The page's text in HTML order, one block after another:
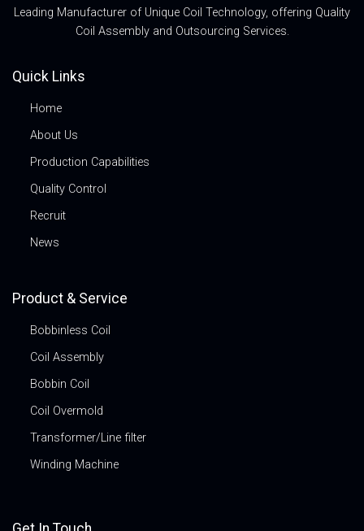
Leading Manufacturer of Unique Coil Technology, offering Quality
Coil Assembly and Outsourcing Services.
Quick Links
Home
About Us
Production Capabilities
Quality Control
Recruit
News
Product & Service
Bobbinless Coil
Coil Assembly
Bobbin Coil
Coil Overmold
Transformer/Line filter
Winding Machine